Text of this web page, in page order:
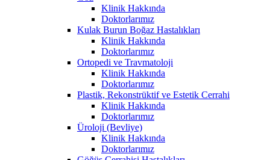
Klinik Hakkında
Doktorlarımız
Kulak Burun Boğaz Hastalıkları
Klinik Hakkında
Doktorlarımız
Ortopedi ve Travmatoloji
Klinik Hakkında
Doktorlarımız
Plastik, Rekonstrüktif ve Estetik Cerrahi
Klinik Hakkında
Doktorlarımız
Üroloji (Bevliye)
Klinik Hakkında
Doktorlarımız